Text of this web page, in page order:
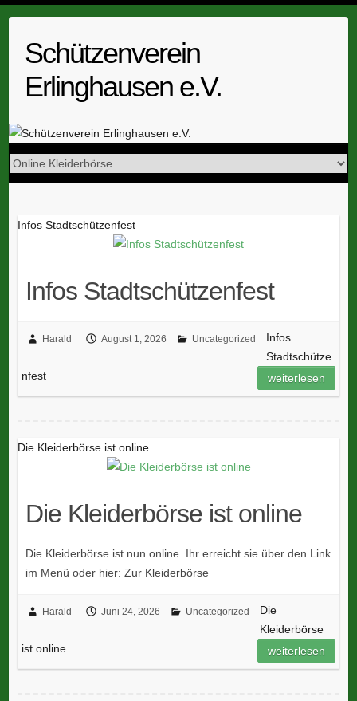
contentSchützenverein
Erlinghausen e.V.
Infos Stadtschützenfest
Infos Stadtschützenfest
Harald August 1, 2026 Uncategorized
Infos
Stadtschütze
nfest
weiterlesen
Die Kleiderbörse ist online
Die Kleiderbörse ist online
Die Kleiderbörse ist nun online. Ihr erreicht sie über den Link
im Menü oder hier: Zur Kleiderbörse
Harald Juni 24, 2026 Uncategorized
Die
Kleiderbörse
ist online
weiterlesen